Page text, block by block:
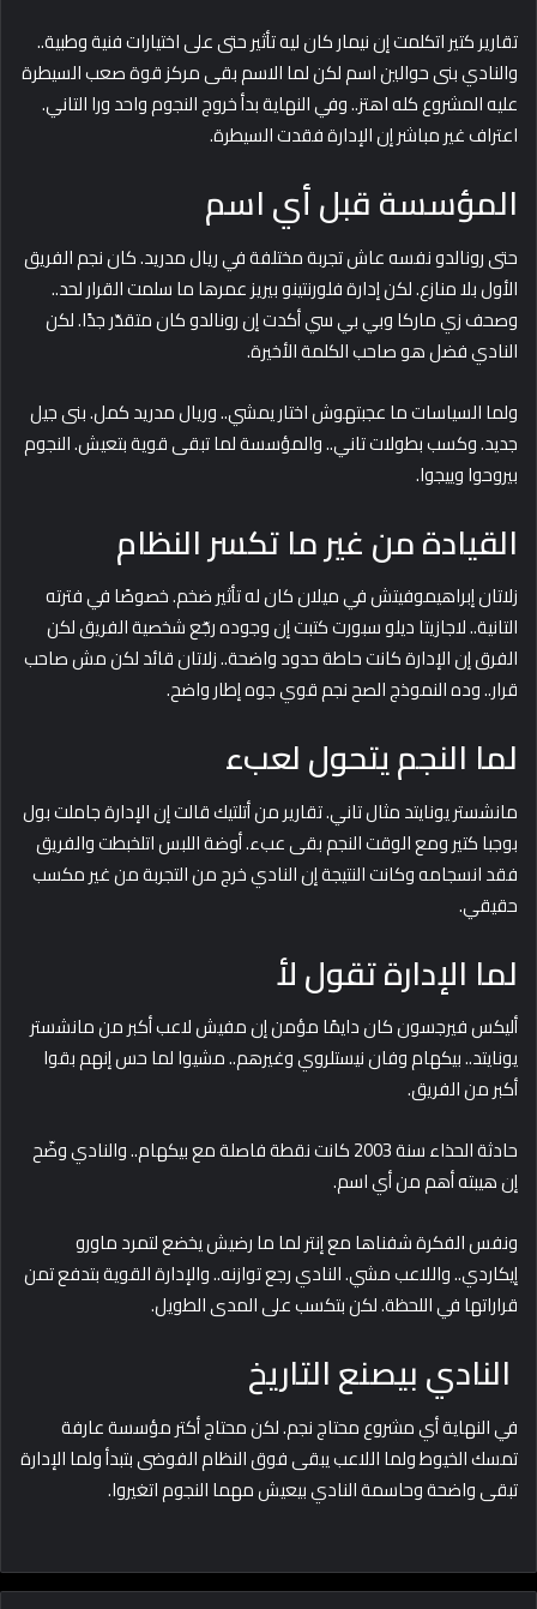
تقارير كتير اتكلمت إن نيمار كان ليه تأثير حتى على اختيارات فنية وطبية..
والنادي بنى حوالين اسم لكن لما الاسم بقى مركز قوة صعب السيطرة
عليه المشروع كله اهتز.. وفي النهاية بدأ خروج النجوم واحد ورا التاني.
اعتراف غير مباشر إن الإدارة فقدت السيطرة.
المؤسسة قبل أي اسم
حتى رونالدو نفسه عاش تجربة مختلفة في ريال مدريد. كان نجم الفريق
الأول بلا منازع. لكن إدارة فلورنتينو بيريز عمرها ما سلمت القرار لحد..
وصحف زي ماركا وبي بي سي أكدت إن رونالدو كان متقدّر جدًا. لكن
النادي فضل هو صاحب الكلمة الأخيرة.
ولما السياسات ما عجبتهوش اختار يمشي.. وريال مدريد كمل. بنى جيل
جديد. وكسب بطولات تاني.. والمؤسسة لما تبقى قوية بتعيش. النجوم
بيروحوا وييجوا.
القيادة من غير ما تكسر النظام
زلاتان إبراهيموفيتش في ميلان كان له تأثير ضخم. خصوصًا في فترته
التانية.. لاجازيتا ديلو سبورت كتبت إن وجوده رجّع شخصية الفريق لكن
الفرق إن الإدارة كانت حاطة حدود واضحة.. زلاتان قائد لكن مش صاحب
قرار.. وده النموذج الصح نجم قوي جوه إطار واضح.
لما النجم يتحول لعبء
مانشستر يونايتد مثال تاني. تقارير من أتلتيك قالت إن الإدارة جاملت بول
بوجبا كتير ومع الوقت النجم بقى عبء. أوضة اللبس اتلخبطت والفريق
فقد انسجامه وكانت النتيجة إن النادي خرج من التجربة من غير مكسب
حقيقي.
لما الإدارة تقول لأ
أليكس فيرجسون كان دايمًا مؤمن إن مفيش لاعب أكبر من مانشستر
يونايتد.. بيكهام وفان نيستلروي وغيرهم.. مشيوا لما حس إنهم بقوا
أكبر من الفريق.
حادثة الحذاء سنة 2003 كانت نقطة فاصلة مع بيكهام.. والنادي وضّح
إن هيبته أهم من أي اسم.
ونفس الفكرة شفناها مع إنتر لما ما رضيش يخضع لتمرد ماورو
إيكاردي.. واللاعب مشي. النادي رجع توازنه.. والإدارة القوية بتدفع تمن
قراراتها في اللحظة. لكن بتكسب على المدى الطويل.
النادي بيصنع التاريخ
في النهاية أي مشروع محتاج نجم. لكن محتاج أكتر مؤسسة عارفة
تمسك الخيوط ولما اللاعب يبقى فوق النظام الفوضى بتبدأ ولما الإدارة
تبقى واضحة وحاسمة النادي بيعيش مهما النجوم اتغيروا.